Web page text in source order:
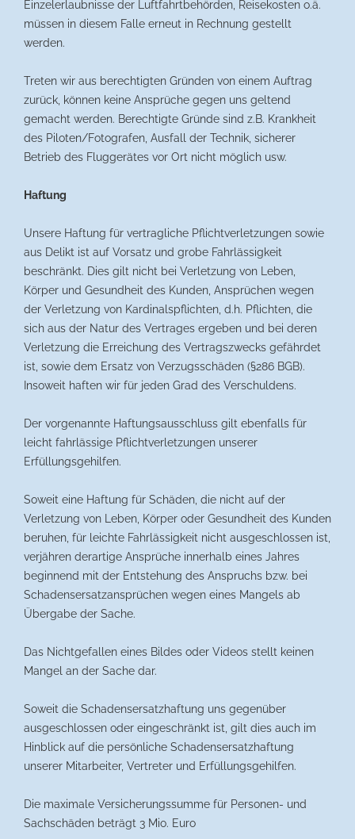
Einzelerlaubnisse der Luftfahrtbehörden, Reisekosten o.ä.
müssen in diesem Falle erneut in Rechnung gestellt
werden.
Treten wir aus berechtigten Gründen von einem Auftrag
zurück, können keine Ansprüche gegen uns geltend
gemacht werden. Berechtigte Gründe sind z.B. Krankheit
des Piloten/Fotografen, Ausfall der Technik, sicherer
Betrieb des Fluggerätes vor Ort nicht möglich usw.
Haftung
Unsere Haftung für vertragliche Pflichtverletzungen sowie
aus Delikt ist auf Vorsatz und grobe Fahrlässigkeit
beschränkt. Dies gilt nicht bei Verletzung von Leben,
Körper und Gesundheit des Kunden, Ansprüchen wegen
der Verletzung von Kardinalspflichten, d.h. Pflichten, die
sich aus der Natur des Vertrages ergeben und bei deren
Verletzung die Erreichung des Vertragszwecks gefährdet
ist, sowie dem Ersatz von Verzugsschäden (§286 BGB).
Insoweit haften wir für jeden Grad des Verschuldens.
Der vorgenannte Haftungsausschluss gilt ebenfalls für
leicht fahrlässige Pflichtverletzungen unserer
Erfüllungsgehilfen.
Soweit eine Haftung für Schäden, die nicht auf der
Verletzung von Leben, Körper oder Gesundheit des Kunden
beruhen, für leichte Fahrlässigkeit nicht ausgeschlossen ist,
verjähren derartige Ansprüche innerhalb eines Jahres
beginnend mit der Entstehung des Anspruchs bzw. bei
Schadensersatzansprüchen wegen eines Mangels ab
Übergabe der Sache.
Das Nichtgefallen eines Bildes oder Videos stellt keinen
Mangel an der Sache dar.
Soweit die Schadensersatzhaftung uns gegenüber
ausgeschlossen oder eingeschränkt ist, gilt dies auch im
Hinblick auf die persönliche Schadensersatzhaftung
unserer Mitarbeiter, Vertreter und Erfüllungsgehilfen.
Die maximale Versicherungssumme für Personen- und
Sachschäden beträgt 3 Mio. Euro